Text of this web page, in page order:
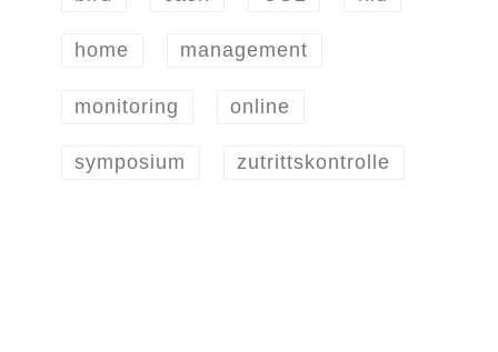
home management
monitoring online
symposium zutrittskontrolle